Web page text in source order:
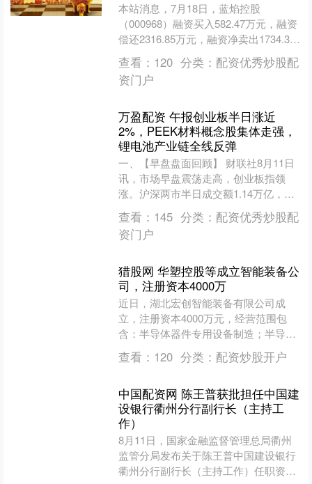
本站消息，7月18日，蓝焰控股
（000968）融资买入582.47万元，融资
偿还2316.85万元，融资净卖出1734.39
万元，融资余额2.36亿元。 融券方....
查看： 120 分类： 配资优秀炒股配
资门户
万盈配资 午报创业板半日涨近
2%，PEEK材料概念股集体走强，
锂电池产业链全线反弹
一、【早盘盘面回顾】 财联社8月11日
讯，市场早盘震荡走高，创业板指领
涨。沪深两市半日成交额1.14万亿，较
上个交易日放量585亿。盘面上热点良
性轮动，个股涨多....
查看： 145 分类： 配资优秀炒股配
资门户
猎股网 华塑控股等成立智能装备公
司，注册资本4000万
近日，湖北宏创智能装备有限公司成
立，注册资本4000万元，经营范围包
含：半导体器件专用设备制造；半导体
器件专用设备销售；刀具制造等。企查
查股权穿透显示，该公司由....
查看： 120 分类： 配资炒股开户
中国配资网 陈王普获批担任中国建
设银行衢州分行副行长（主持工
作）
8月11日，国家金融监督管理总局衢州
监管分局发布关于陈王普中国建设银行
衢州分行副行长（主持工作）任职资格